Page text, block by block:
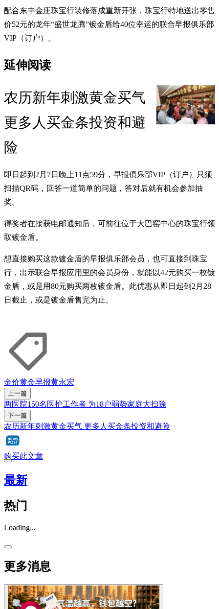
配合东丰金庄珠宝行装修落成重新开张，珠宝行特地送出零售
价52元的龙年“盛世龙腾”镀金盾给40位幸运的联合早报俱乐部
VIP（订户）。
延伸阅读
农历新年刺激黄金买气
更多人买金条投资和避
险
即日起到2月7日晚上11点59分，早报俱乐部VIP（订户）只须
扫描QR码，回答一道简单的问题，答对后就有机会参加抽
奖。
得奖者在接获电邮通知后，可前往位于大巴窑中心的珠宝行领
取镀金盾。
想直接购买这款镀金盾的早报俱乐部会员，也可直接到珠宝
行，出示联合早报应用里的会员身份，就能以42元购买一枚镀
金盾，或是用80元购买两枚镀金盾。此优惠从即日起到2月28
日截止，或是镀金盾售完为止。
金价黄金早报黄永宏
上一篇
两医院150名医护工作者 为18户弱势家庭大扫除
下一篇
农历新年刺激黄金买气 更多人买金条投资和避险
购买此文章
最新
热门
Loading...
更多消息